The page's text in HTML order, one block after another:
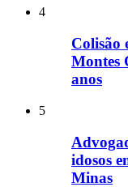
4
Colisão
Montes
anos
5
idosos
Minas